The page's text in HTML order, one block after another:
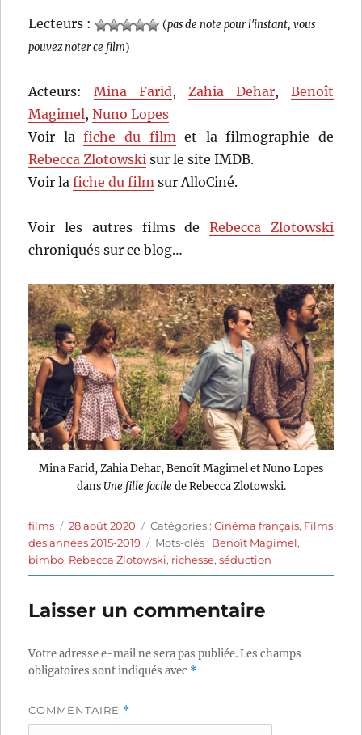
Lecteurs : (pas de note pour l'instant, vous
pouvez noter ce film)
Acteurs:Mina Farid, Zahia Dehar, Benoît
Magimel,Nuno Lopes
Voir lafiche du filmet la filmographie de
Rebecca Zlotowski sur le site IMDB.
Voir lafiche du film sur AlloCiné.
Voir les autres films de Rebecca Zlotowski
chroniqués sur ce blog…
Mina Farid, Zahia Dehar, Benoît Magimel et Nuno Lopes
dansUne fille facilede Rebecca Zlotowski.
Auteur
films
Publié
le
28 août 2020 Catégories
Catégories :Cinéma français, Films
des années 2015-2019
Étiquettes
Mots-clés : Benoît Magimel,
bimbo, Rebecca Zlotowski, richesse,séduction
Laisser un commentaire
Votre adresse e-mail ne sera pas publiée.Les champs
obligatoires sont indiqués avec *
COMMENTAIRE *